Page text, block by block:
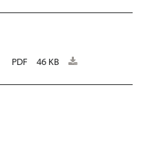
PDF 46 KB